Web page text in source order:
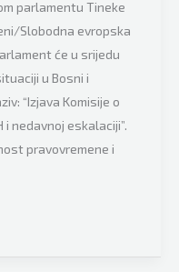
parlamentu Tineke
Slobodna evropska
će u srijedu
u Bosni i
“Izjava Komisije o
nedavnoj eskalaciji”.
pravovremene i